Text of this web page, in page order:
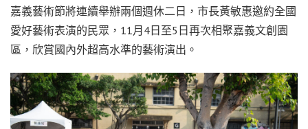
嘉義藝術節將連續舉辦兩個週休二日，市長黃敏惠邀約全國
愛好藝術表演的民眾，11月4日至5日再次相聚嘉義文創園
區，欣賞國內外超高水準的藝術演出。